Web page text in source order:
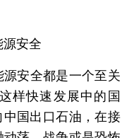
安全
安全都是一个至关
样快速发展中的国
中国出口石油，在接